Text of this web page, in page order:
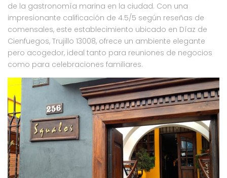
de la gastronomía marina en la ciudad. Con una
impresionante calificación de 4.5/5 según reseñas de
comensales, este establecimiento ubicado en Díaz de
Cienfuegos, Trujillo 13008, ofrece un ambiente elegante
pero acogedor, ideal tanto para reuniones de negocios
como para celebraciones familiares.